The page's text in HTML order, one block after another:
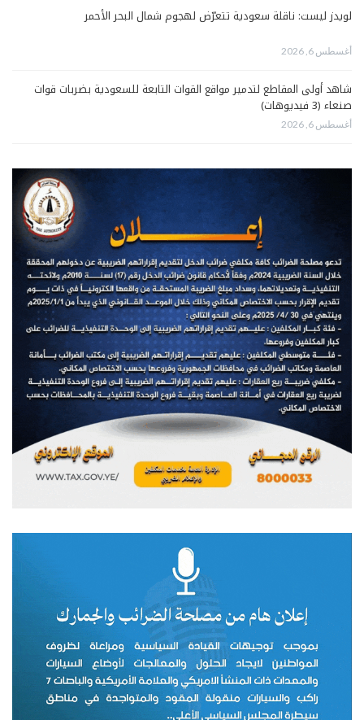
لويدز ليست: ناقلة سعودية تتعرّض لهجوم شمال البحر الأحمر
أغسطس 6, 2026
شاهد أولى المقاطع لتدمير مواقع القوات التابعة للسعودية بضربات قوات
صنعاء (3 فيديوهات)
أغسطس 6, 2026